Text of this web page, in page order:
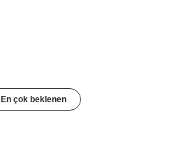
En çok beklenen